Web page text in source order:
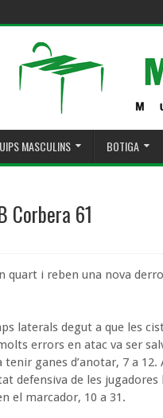
MASCULINS BOTIGA
Corbera 61
quart i reben una nova
laterals degut a que les
errors en atac va ser
tenir ganes d’anotar, 7 a
defensiva de les jugadores
el marcador, 10 a 31.